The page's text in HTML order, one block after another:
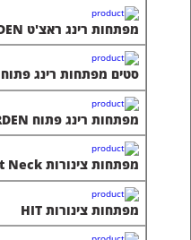
מפתחות רינג ראצ'ט HARDEN
סטים מפתחות רינג פתוח HARDEN
מפתחות רינג פתוח HARDEN
מפתחות צינורות Great Neck
מפתחות צינורות HIT